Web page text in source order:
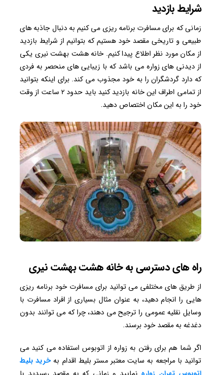
شرایط بازدید
زمانی که برای مسافرت برنامه ریزی می کنیم به دنبال جاذبه های
طبیعی و تاریخی مقصد خود هستیم که بتوانیم از شرایط بازدید
از مکان مورد نظر اطلاع پیدا کنیم. خانه هشت بهشت نیری یکی
از دیدنی های زواره می باشد که با زیبایی های منحصر به فردی
که دارد گردشگران را به خود مجذوب می کند. برای اینکه بتوانید
از تمامی اطراف این خانه بازدید کنید باید حدود ۲ ساعت از وقت
خود را به این مکان اختصاص دهید.
راه های دسترسی به خانه هشت بهشت نیری
از طریق های مختلفی می توانید برای مسافرت خود برنامه ریزی
هایی را انجام دهید، به عنوان مثال بسیاری از افراد مسافرت با
وسایل نقلیه عمومی را ترجیح می دهند، چرا که می توانند بدون
دغدغه به مقصد خود برسند.
اگر شما هم برای رفتن به زواره از اتوبوس استفاده می کنید می
توانید با مراجعه به سایت معتبر مستر بلیط اقدام به خرید بلیط